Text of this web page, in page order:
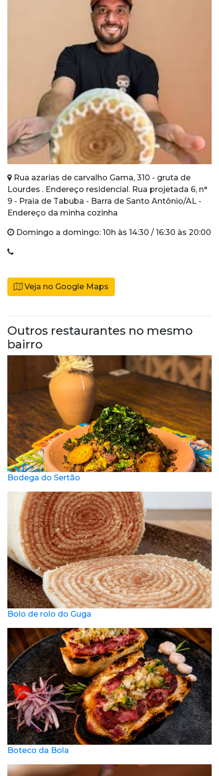
Rua azarias de carvalho Gama, 310 - gruta de
Lourdes . Endereço residencial. Rua projetada 6, n°
9 - Praia de Tabuba - Barra de Santo Antônio/AL -
Endereço da minha cozinha
Domingo a domingo: 10h às 14:30 / 16:30 às 20:00
Veja no Google Maps
Outros restaurantes no mesmo
bairro
Bodega do Sertão
Bolo de rolo do Guga
Boteco da Bola